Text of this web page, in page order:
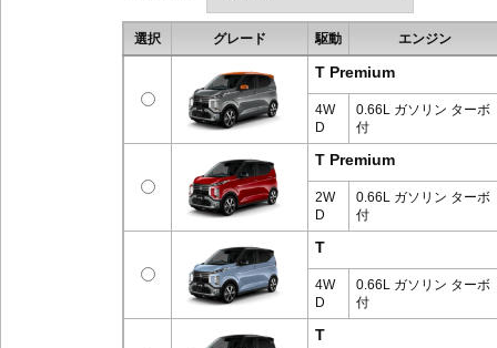
選択 グレード 駆動 エンジン
T Premium
4W
D
0.66L ガソリン ターボ
付
T Premium
2W
D
0.66L ガソリン ターボ
付
T
4W
D
0.66L ガソリン ターボ
付
T